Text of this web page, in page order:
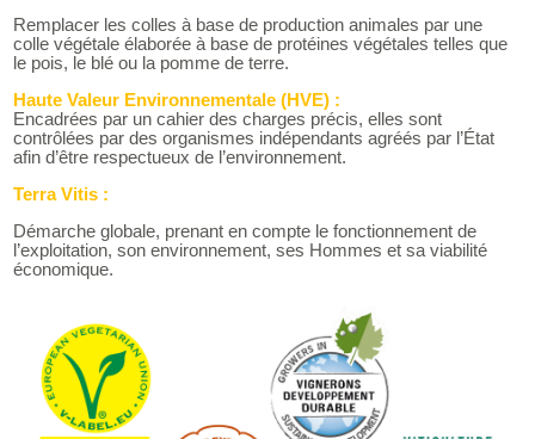
Remplacer les colles à base de production animales par une
colle végétale élaborée à base de protéines végétales telles que
le pois, le blé ou la pomme de terre.
Haute Valeur Environnementale (HVE) :
Encadrées par un cahier des charges précis, elles sont
contrôlées par des organismes indépendants agréés par l’État
afin d’être respectueux de l’environnement.
Terra Vitis :
Démarche globale, prenant en compte le fonctionnement de
l’exploitation, son environnement, ses Hommes et sa viabilité
économique.